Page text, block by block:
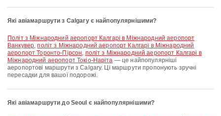
Які авіамаршрути з Calgary є найпопулярнішими?
політ з Міжнародний аеропорт Калгарі в Міжнародний аеропорт
Ванкувер,політ з Міжнародний аеропорт Калгарі в Міжнародний
аеропорт Торонто-Пірсон, політ з Міжнародний аеропорт Калгарі в
Міжнародний аеропорт Токіо-Наріта — це найпопулярніші
аеропортові маршрути з Calgary. Ці маршрути пропонують зручні
пересадки для вашої подорожі.
Які авіамаршрути до Seoul є найпопулярнішими?